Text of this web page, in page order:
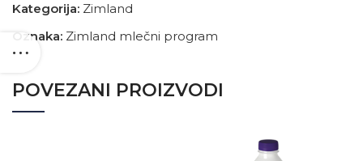
Kategorija: Zimland
Oznaka: Zimland mlečni program
POVEZANI PROIZVODI